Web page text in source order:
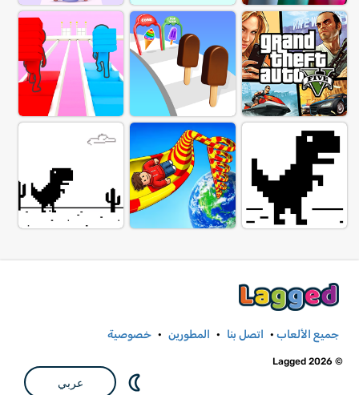
جميع الألعاب · اتصل بنا · المطورين · خصوصية
© Lagged 2026
عربي